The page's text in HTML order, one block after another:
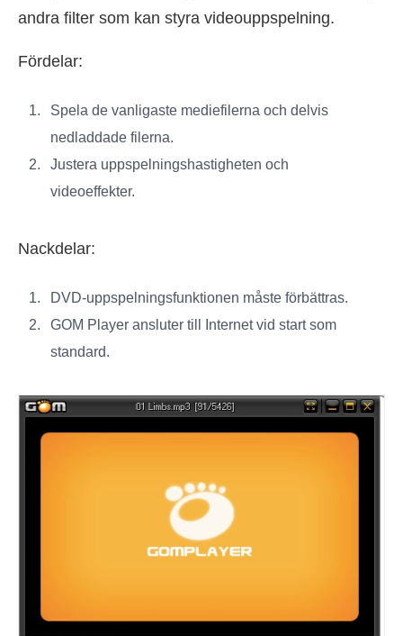
andra filter som kan styra videouppspelning.
Fördelar:
Spela de vanligaste mediefilerna och delvis
nedladdade filerna.
Justera uppspelningshastigheten och
videoeffekter.
Nackdelar:
DVD-uppspelningsfunktionen måste förbättras.
GOM Player ansluter till Internet vid start som
standard.